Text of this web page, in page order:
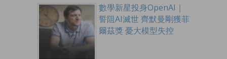
數學新星投身OpenAI｜
誓阻AI滅世 齊默曼剛獲菲
爾茲獎 憂大模型失控